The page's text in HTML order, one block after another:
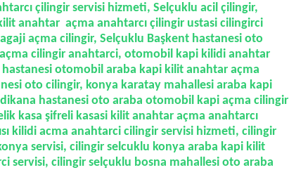
çilingir servisi hizmeti, Selçuklu acil çilingir,
anahtar açma anahtarcı çilingir ustasi cilingirci
açma cilingir, Selçuklu Başkent hastanesi oto
cilingir anahtarci, otomobil kapi kilidi anahtar
otomobil araba kapi kilit anahtar açma
oto cilingir, konya karatay mahallesi araba kapi
hastanesi oto araba otomobil kapi açma cilingir
kasa şifreli kasasi kilit anahtar açma anahtarcı
kilidi acma anahtarci cilingir servisi hizmeti, cilingir
servisi, cilingir selcuklu konya araba kapi kilit
servisi, cilingir selçuklu bosna mahallesi oto araba